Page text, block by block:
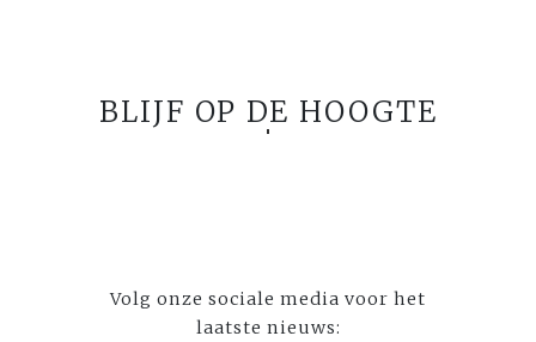
BLIJF OP DE HOOGTE
Volg onze sociale media voor het
laatste nieuws: